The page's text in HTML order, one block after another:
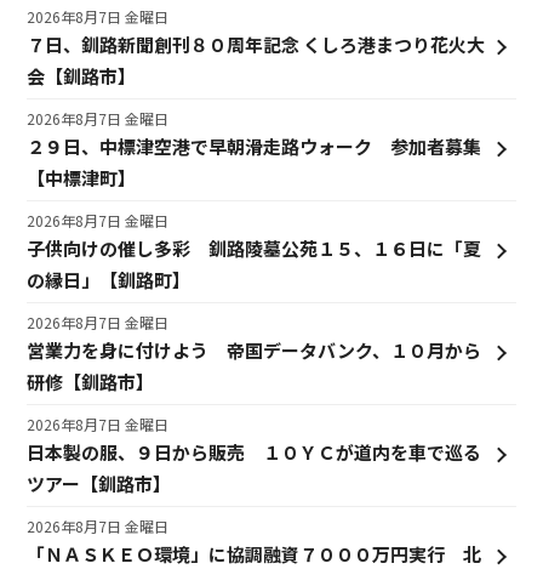
７日、釧路新聞創刊８０周年記念 くしろ港まつり花火大
会【釧路市】
2026年8月7日 金曜日
２９日、中標津空港で早朝滑走路ウォーク 参加者募集
【中標津町】
2026年8月7日 金曜日
子供向けの催し多彩 釧路陵墓公苑１５、１６日に「夏
の縁日」【釧路町】
2026年8月7日 金曜日
営業力を身に付けよう 帝国データバンク、１０月から
研修【釧路市】
2026年8月7日 金曜日
日本製の服、９日から販売 １０ＹＣが道内を車で巡る
ツアー【釧路市】
2026年8月7日 金曜日
「ＮＡＳＫＥＯ環境」に協調融資７０００万円実行 北
2026年8月7日 金曜日